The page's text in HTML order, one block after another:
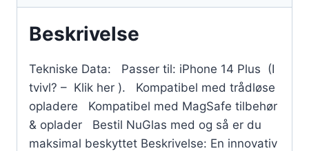
Beskrivelse
Tekniske Data: Passer til: iPhone 14 Plus (I
tvivl? – Klik her ). Kompatibel med trådløse
opladere Kompatibel med MagSafe tilbehør
& oplader Bestil NuGlas med og så er du
maksimal beskyttet Beskrivelse: En innovativ